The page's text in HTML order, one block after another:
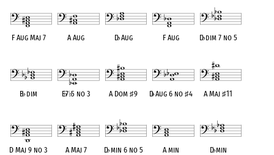
F Aug Maj 7 A Aug D♭Aug F Aug D♭dim 7 no 5
B♭dim E♭7♭5 no 3 A Dom♯9 D♭Aug 6 no♯4 A Maj♯11
D Maj 9 no 3 A Maj 7 D♭min 6 no 5 A min D♭min